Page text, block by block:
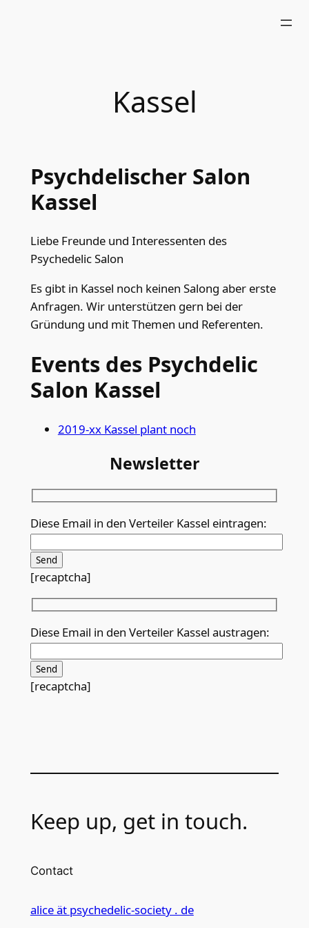
Kassel
Psychdelischer Salon
Kassel
Liebe Freunde und Interessenten des
Psychedelic Salon
Es gibt in Kassel noch keinen Salong aber erste
Anfragen. Wir unterstützen gern bei der
Gründung und mit Themen und Referenten.
Events des Psychdelic
Salon Kassel
2019-xx Kassel plant noch
Newsletter
Diese Email in den Verteiler Kassel eintragen:
[recaptcha]
Diese Email in den Verteiler Kassel austragen:
[recaptcha]
Keep up, get in touch.
Contact
alice ät psychedelic-society . de